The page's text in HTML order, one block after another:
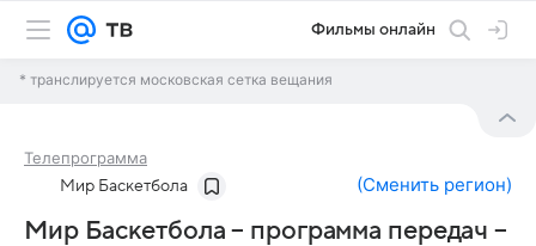
Фильмы онлайн
* транслируется московская сетка вещания
Телепрограмма
Мир Баскетбола (Сменить регион)
Мир Баскетбола – программа передач –